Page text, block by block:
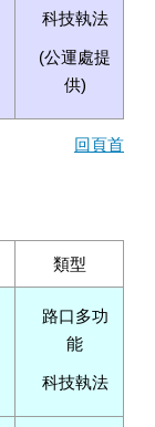
科技執法
(公運處提
供)
回頁首
類型
路口多功
能
科技執法